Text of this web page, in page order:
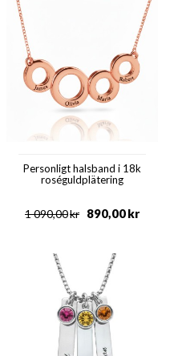
Personligt halsband i 18k
roséguldplätering
kr
1 090,00 kr
890,00